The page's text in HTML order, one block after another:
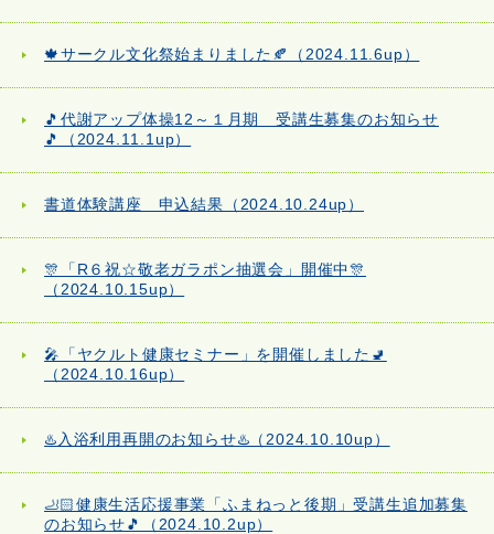
🍁サークル文化祭始まりました🍂（2024.11.6up）
🎵代謝アップ体操12～１月期 受講生募集のお知らせ
🎵（2024.11.1up）
書道体験講座 申込結果（2024.10.24up）
🎊「R６祝☆敬老ガラポン抽選会」開催中🎊
（2024.10.15up）
🎤「ヤクルト健康セミナー」を開催しました🚽
（2024.10.16up）
♨️入浴利用再開のお知らせ♨️（2024.10.10up）
🦶🏻健康生活応援事業「ふまねっと後期」受講生追加募集
のお知らせ🎵（2024.10.2up）